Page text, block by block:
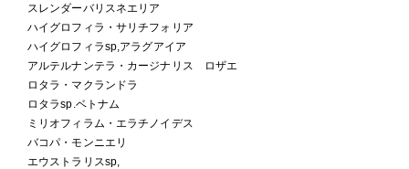
スレンダーバリスネエリア
ハイグロフィラ・サリチフォリア
ハイグロフィラsp,アラグアイア
アルテルナンテラ・カージナリス ロザエ
ロタラ・マクランドラ
ロタラsp.ベトナム
ミリオフィラム・エラチノイデス
バコパ・モンニエリ
エウストラリスsp,